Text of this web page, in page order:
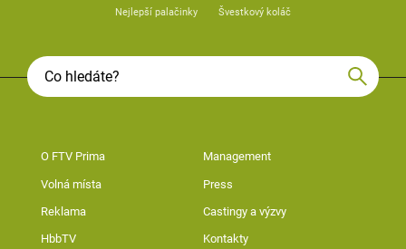
Nejlepší palačinky Švestkový koláč
O FTV Prima Management
Volná místa Press
Reklama Castingy a výzvy
HbbTV Kontakty